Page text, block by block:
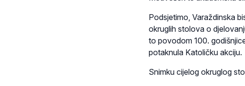
Podsjetimo, Varaždinska
okruglih stolova o
to povodom 100.
potaknula Katoličku akciju.
Snimku cijelog okruglog